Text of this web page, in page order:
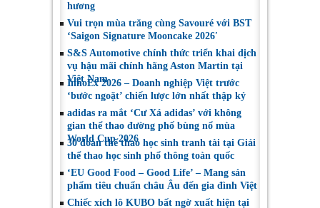
hương
Vui trọn mùa trăng cùng Savouré với BST
‘Saigon Signature Mooncake 2026′
S&S Automotive chính thức triển khai dịch
vụ hậu mãi chính hãng Aston Martin tại
Việt Nam
InnoEx 2026 – Doanh nghiệp Việt trước
‘bước ngoặt’ chiến lược lớn nhất thập kỷ
adidas ra mắt ‘Cư Xá adidas’ với không
gian thể thao đường phố bùng nổ mùa
World Cup 2026
30 đoàn thể thao học sinh tranh tài tại Giải
thể thao học sinh phổ thông toàn quốc
‘EU Good Food – Good Life’ – Mang sản
phẩm tiêu chuẩn châu Âu đến gia đình Việt
Chiếc xích lô KUBO bất ngờ xuất hiện tại